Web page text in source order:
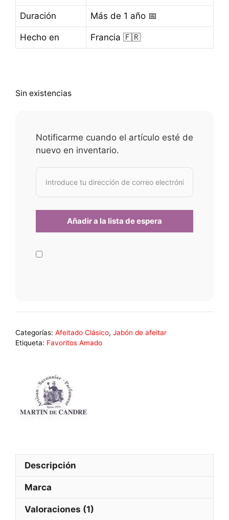
Duración Más de 1 año 📅
Hecho en Francia 🇫🇷
Sin existencias
Notificarme cuando el artículo esté de
nuevo en inventario.
Categorías: Afeitado Clásico, Jabón de afeitar
Etiqueta: Favoritos Amado
Descripción
Marca
Valoraciones (1)